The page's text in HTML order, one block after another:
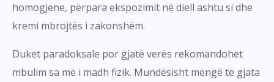
homogjene, përpara ekspozimit në diell ashtu si dhe
kremi mbrojtës i zakonshëm.
Duket paradoksale por gjatë verës rekomandohet
mbulim sa më i madh fizik. Mundësisht mëngë të gjata